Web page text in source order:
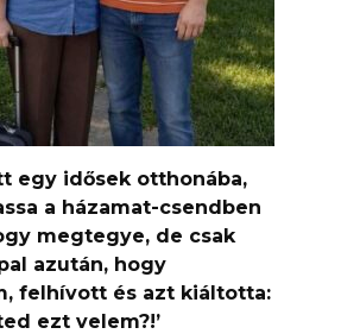
egy idősek otthonába,
a házamat-csendben
megtegye, de csak
azután, hogy
felhívott és azt kiáltotta:
ezt velem?!’